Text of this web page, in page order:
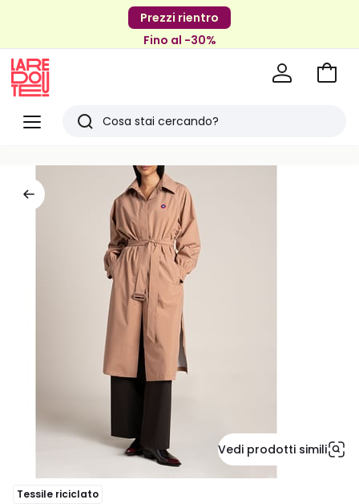
Prezzi rientro
Fino al -30%
Menu
Redoute
Ricerca
Vai
Vedi prodotti simili
Tessile riciclato